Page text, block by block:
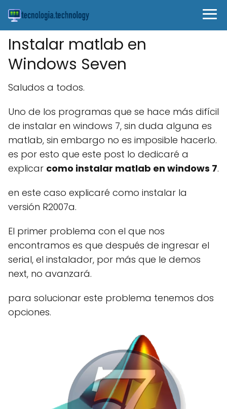
Instalar matlab en
Windows Seven
Saludos a todos.
Uno de los programas que se hace más difícil
de instalar en windows 7, sin duda alguna es
matlab, sin embargo no es imposible hacerlo.
es por esto que este post lo dedicaré a
explicar como instalar matlab en windows 7.
en este caso explicaré como instalar la
versión R2007a.
El primer problema con el que nos
encontramos es que después de ingresar el
serial, el instalador, por más que le demos
next, no avanzará.
para solucionar este problema tenemos dos
opciones.